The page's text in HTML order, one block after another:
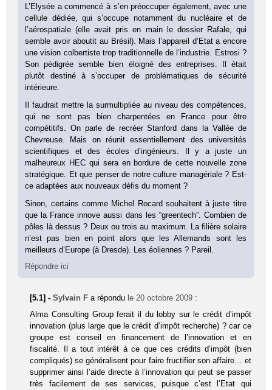
L’Elysée a commencé à s’en préoccuper également, avec une
cellule dédiée, qui s’occupe notamment du nucléaire et de
l’aérospatiale (elle avait pris en main le dossier Rafale, qui
semble avoir aboutit au Brésil). Mais l’appareil d’Etat a encore
une vision colbertiste trop traditionnelle de l’industrie. Estrosi ?
Son pédigrée semble bien éloigné des entreprises. Il était
plutôt destiné à s’occuper de problématiques de sécurité
intérieure.
Il faudrait mettre la surmultipliée au niveau des compétences,
qui ne sont pas bien charpentées en France pour être
compétitifs. On parle de recréer Stanford dans la Vallée de
Chevreuse. Mais on réunit essentiellement des universités
scientifiques et des écoles d’ingénieurs. Il y a juste un
malheureux HEC qui sera en bordure de cette nouvelle zone
stratégique. Et que penser de notre culture managériale ? Est-
ce adaptées aux nouveaux défis du moment ?
Sinon, certains comme Michel Rocard souhaitent à juste titre
que la France innove aussi dans les “greentech”. Combien de
pôles là dessus ? Deux ou trois au maximum. La filière solaire
n’est pas bien en point alors que les Allemands sont les
meilleurs d’Europe (à Dresde). Les éoliennes ? Pareil.
Répondre ici
[5.1] -Sylvain F a répondu le 20 octobre 2009 :
Alma Consulting Group ferait il du lobby sur le crédit d’impôt
innovation (plus large que le crédit d’impôt recherche) ? car ce
groupe est conseil en financement de l’innovation et en
fiscalité. Il a tout intérêt à ce que ces crédits d’impôt (bien
compliqués) se généralisent pour faire fructifier son affaire… et
supprimer ainsi l’aide directe à l’innovation qui peut se passer
très facilement de ses services, puisque c’est l’Etat qui